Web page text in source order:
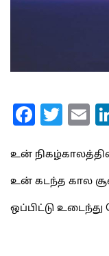
உன்
உன் கடந்த கால
ஒப்பிட்டு